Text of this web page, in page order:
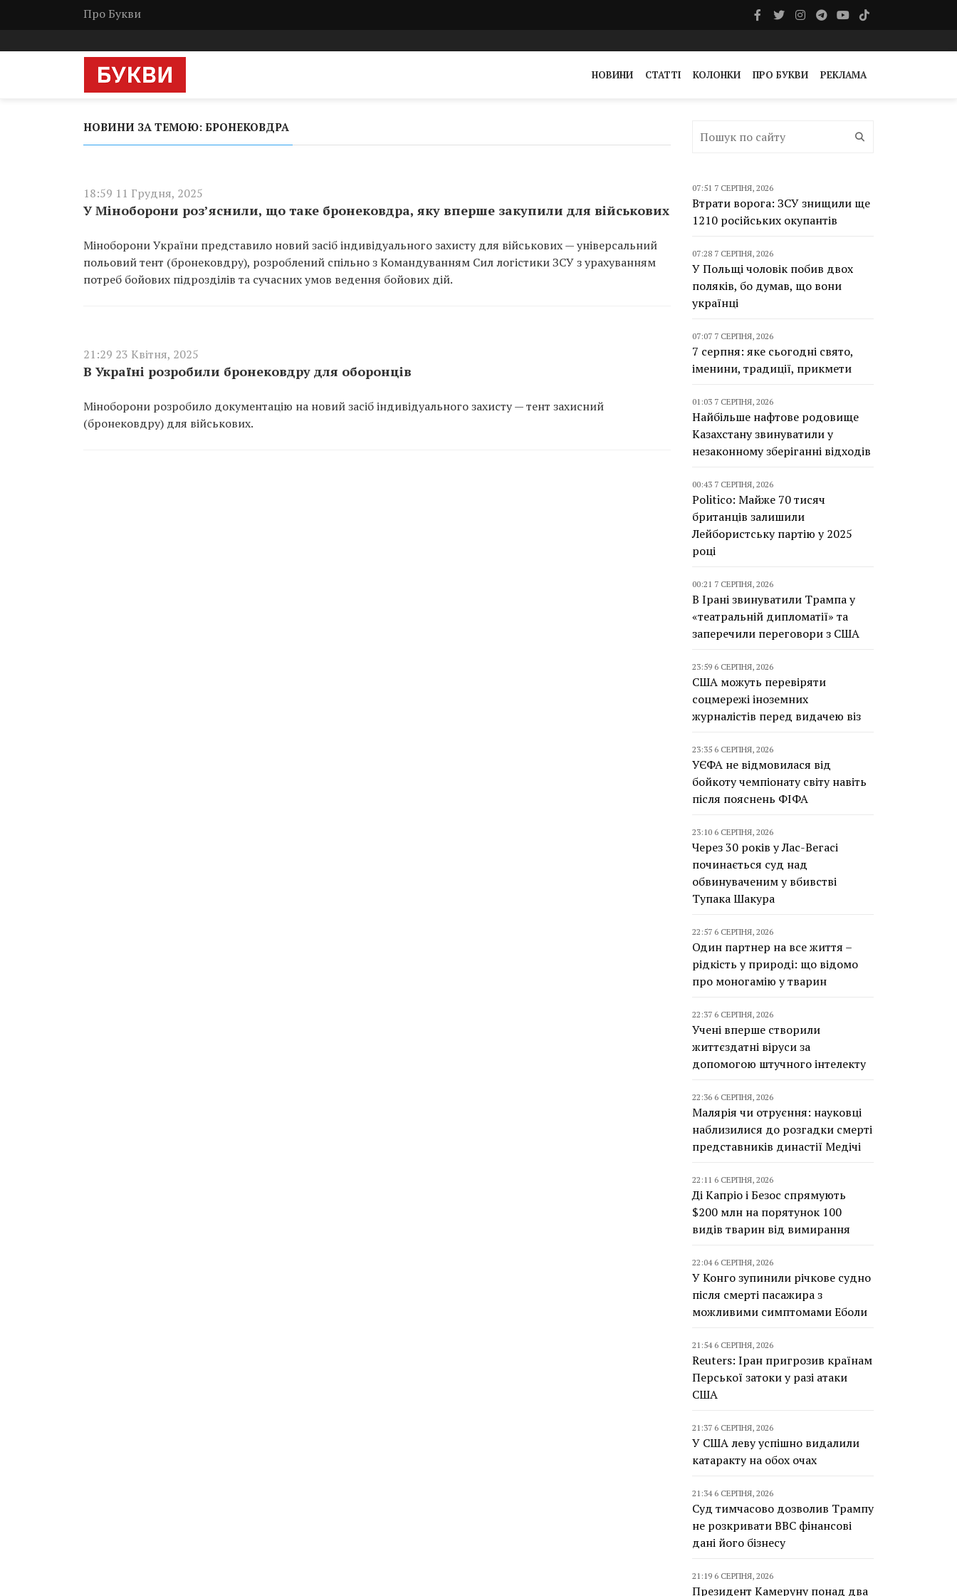
Про Букви
НОВИНИ СТАТТІ КОЛОНКИ ПРО БУКВИ РЕКЛАМА
НОВИНИ ЗА ТЕМОЮ: БРОНЕКОВДРА
18:59 11 Грудня, 2025
У Міноборони роз’яснили, що таке бронековдра, яку вперше закупили для військових
Міноборони України представило новий засіб індивідуального захисту для військових — універсальний
польовий тент (бронековдру), розроблений спільно з Командуванням Сил логістики ЗСУ з урахуванням
потреб бойових підрозділів та сучасних умов ведення бойових дій.
21:29 23 Квітня, 2025
В Україні розробили бронековдру для оборонців
Міноборони розробило документацію на новий засіб індивідуального захисту — тент захисний
(бронековдру) для військових.
07:51 7 СЕРПНЯ, 2026
Втрати ворога: ЗСУ знищили ще
1210 російських окупантів
07:28 7 СЕРПНЯ, 2026
У Польщі чоловік побив двох
поляків, бо думав, що вони
українці
07:07 7 СЕРПНЯ, 2026
7 серпня: яке сьогодні свято,
іменини, традиції, прикмети
01:03 7 СЕРПНЯ, 2026
Найбільше нафтове родовище
Казахстану звинуватили у
незаконному зберіганні відходів
00:43 7 СЕРПНЯ, 2026
Politico: Майже 70 тисяч
британців залишили
Лейбористську партію у 2025
році
00:21 7 СЕРПНЯ, 2026
В Ірані звинуватили Трампа у
«театральній дипломатії» та
заперечили переговори з США
23:59 6 СЕРПНЯ, 2026
США можуть перевіряти
соцмережі іноземних
журналістів перед видачею віз
23:35 6 СЕРПНЯ, 2026
УЄФА не відмовилася від
бойкоту чемпіонату світу навіть
після пояснень ФІФА
23:10 6 СЕРПНЯ, 2026
Через 30 років у Лас-Вегасі
починається суд над
обвинуваченим у вбивстві
Тупака Шакура
22:57 6 СЕРПНЯ, 2026
Один партнер на все життя –
рідкість у природі: що відомо
про моногамію у тварин
22:37 6 СЕРПНЯ, 2026
Учені вперше створили
життєздатні віруси за
допомогою штучного інтелекту
22:36 6 СЕРПНЯ, 2026
Малярія чи отруєння: науковці
наблизилися до розгадки смерті
представників династії Медічі
22:11 6 СЕРПНЯ, 2026
Ді Капріо і Безос спрямують
$200 млн на порятунок 100
видів тварин від вимирання
22:04 6 СЕРПНЯ, 2026
У Конго зупинили річкове судно
після смерті пасажира з
можливими симптомами Еболи
21:54 6 СЕРПНЯ, 2026
Reuters: Іран пригрозив країнам
Перської затоки у разі атаки
США
21:37 6 СЕРПНЯ, 2026
У США леву успішно видалили
катаракту на обох очах
21:34 6 СЕРПНЯ, 2026
Суд тимчасово дозволив Трампу
не розкривати BBC фінансові
дані його бізнесу
21:19 6 СЕРПНЯ, 2026
Президент Камеруну понад два